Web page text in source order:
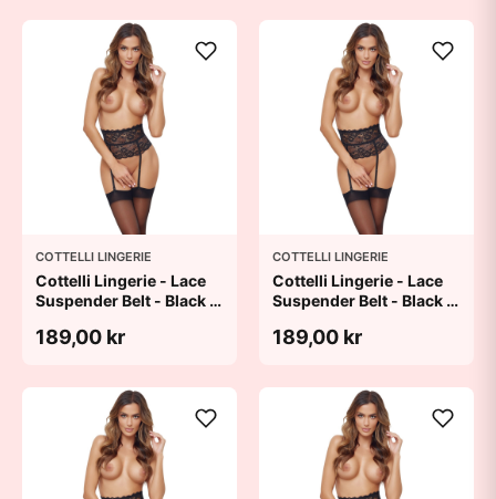
COTTELLI LINGERIE
Cottelli Lingerie - Lace
Suspender Belt - Black -
189,00 kr
COTTELLI LINGERIE
Cottelli Lingerie - Lace
Suspender Belt - Black -
189,00 kr